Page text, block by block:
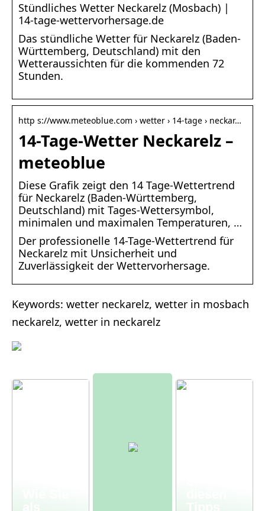
Stündliches Wetter Neckarelz (Mosbach) |
14-tage-wettervorhersage.de
Das stündliche Wetter für Neckarelz (Baden-
Württemberg, Deutschland) mit den
Wetteraussichten für die kommenden 72
Stunden.
http s://www.meteoblue.com › wetter › 14-tage › neckar…
14-Tage-Wetter Neckarelz –
meteoblue
Diese Grafik zeigt den 14 Tage-Wettertrend
für Neckarelz (Baden-Württemberg,
Deutschland) mit Tages-Wettersymbol,
minimalen und maximalen Temperaturen, …
Der professionelle 14-Tage-Wettertrend für
Neckarelz mit Unsicherheit und
Zuverlässigkeit der Wettervorhersage.
Keywords: wetter neckarelz, wetter in mosbach
neckarelz, wetter in neckarelz